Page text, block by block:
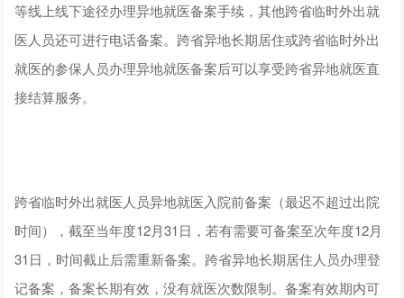
等线上线下途径办理异地就医备案手续，其他跨省临时外出就
医人员还可进行电话备案。跨省异地长期居住或跨省临时外出
就医的参保人员办理异地就医备案后可以享受跨省异地就医直
接结算服务。
跨省临时外出就医人员异地就医入院前备案（最迟不超过出院
时间），截至当年度12月31日，若有需要可备案至次年度12月
31日，时间截止后需重新备案。跨省异地长期居住人员办理登
记备案，备案长期有效，没有就医次数限制。备案有效期内可